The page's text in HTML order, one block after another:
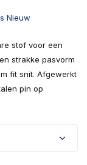
Nieuw
stof voor een
strakke pasvorm
fit snit. Afgewerkt
pin op